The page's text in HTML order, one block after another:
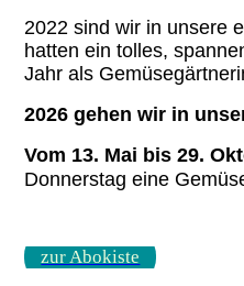
2022 sind wir in unsere
hatten ein tolles,
Jahr als
2026 gehen wir in
Vom 13. Mai bis 29.
Donnerstag eine
zur Abokiste